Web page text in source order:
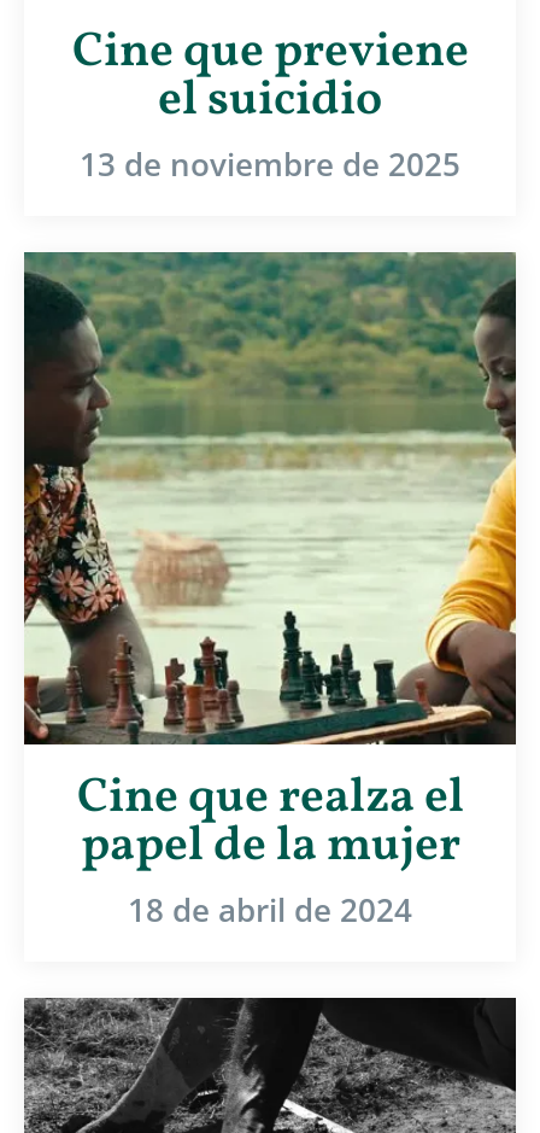
Cine que previene
el suicidio
13 de noviembre de 2025
Cine que realza el
papel de la mujer
18 de abril de 2024